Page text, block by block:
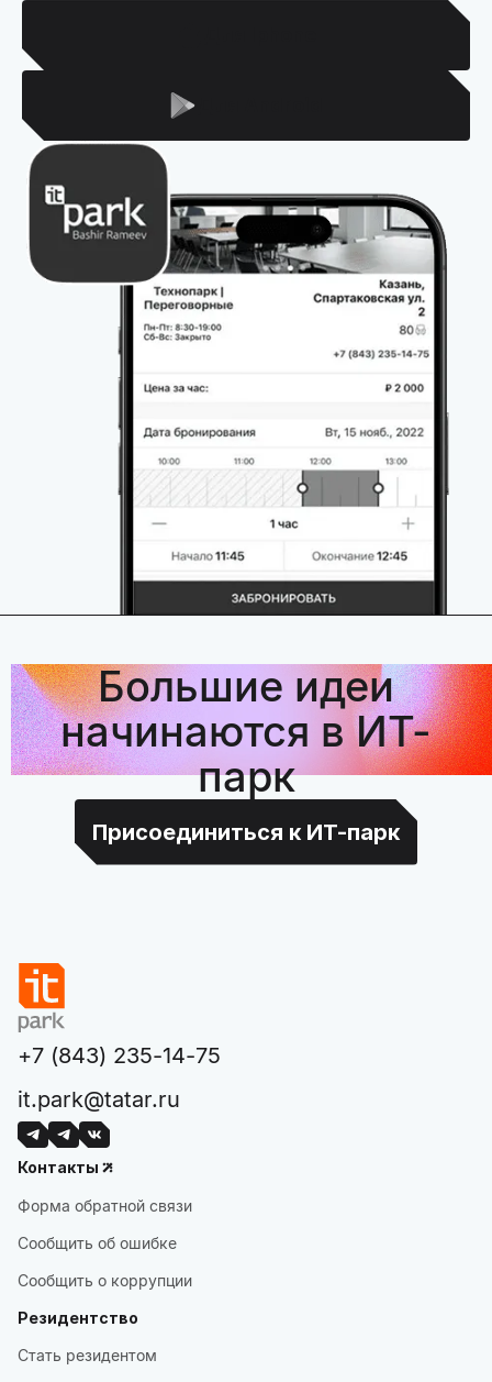
Большие идеи
начинаются в ИТ-
парк
Присоединиться к ИТ-парк
+7 (843) 235-14-75
it.park@tatar.ru
Контакты
Форма обратной связи
Сообщить об ошибке
Сообщить о коррупции
Резидентство
Стать резидентом